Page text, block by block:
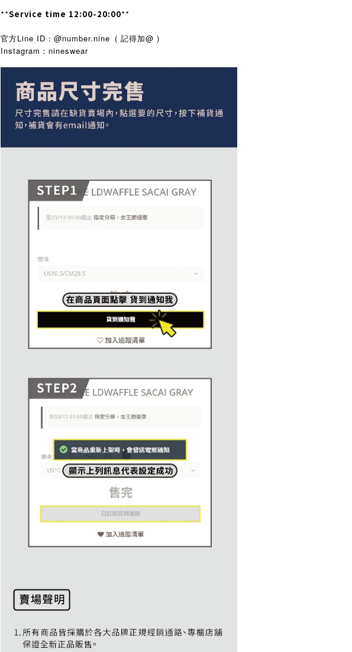
**Service time 12:00-20:00**
官方Line ID：@number.nine ( 記得加@ )
Instagram ： nineswear